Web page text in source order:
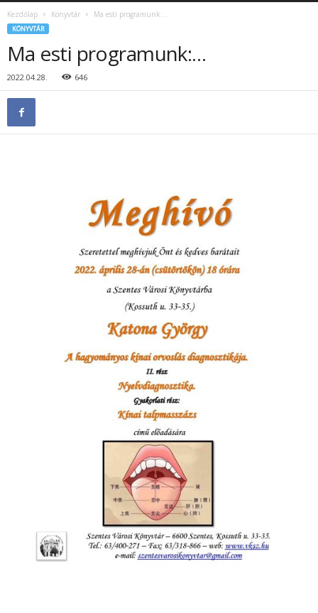
Kezdőlap Könyvtár Ma esti programunk:…
KÖNYVTÁR
Ma esti programunk:…
2022.04.28. 646